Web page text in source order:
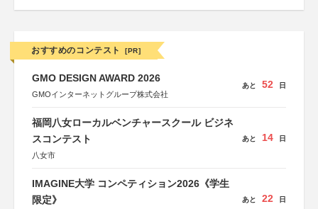
おすすめのコンテスト [PR]
GMO DESIGN AWARD 2026
GMOインターネットグループ株式会社
あと 52 日
福岡八女ローカルベンチャースクール ビジネ
スコンテスト
八女市
あと 14 日
IMAGINE大学 コンペティション2026《学生
限定》
あと 22 日